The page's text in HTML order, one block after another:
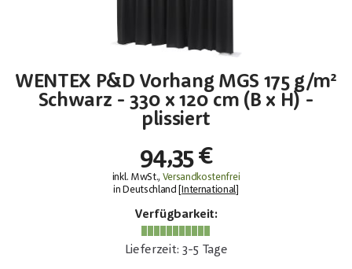
WENTEX P&D Vorhang MGS 175 g/m²
Schwarz - 330 x 120 cm (B x H) -
plissiert
94,35 €
inkl. MwSt., Versandkostenfrei
in Deutschland [
International]
Verfügbarkeit:
Lieferzeit: 3-5 Tage